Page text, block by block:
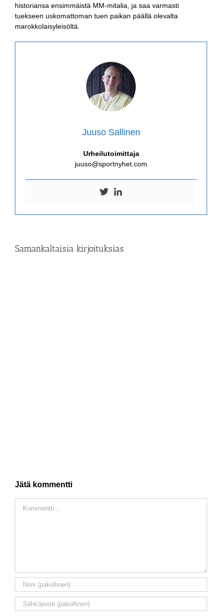
historiansa ensimmäistä MM-mitalia, ja saa varmasti
tuekseen uskomattoman tuen paikan päällä olevalta
marokkolaisyleisöltä.
Juuso Sallinen
Urheilutoimittaja
juuso@sportnyhet.com
Samankaltaisia kirjoituksias
Jätä kommentti